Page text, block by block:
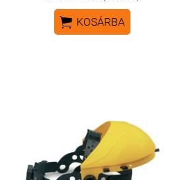
 KOSÁRBA